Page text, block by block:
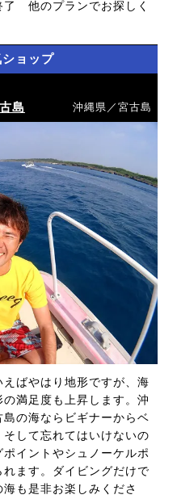
了 他のプランでお探しく
ョップ
島 沖縄県／宮古島
ばやはり地形ですが、海
満足度も上昇します。沖
の海ならビギナーからベ
して忘れてはいけないの
イントやシュノーケルポ
ます。ダイビングだけで
も是非お楽しみくださ